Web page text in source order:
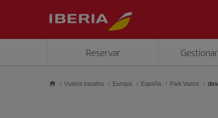
Reservar
Vuelos baratos Europa España País Vasco